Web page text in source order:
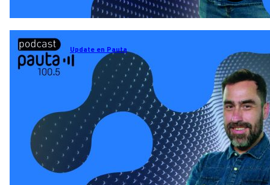
Update en Pauta